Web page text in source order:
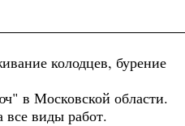
колодцев, бурение
в Московской области.
виды работ.